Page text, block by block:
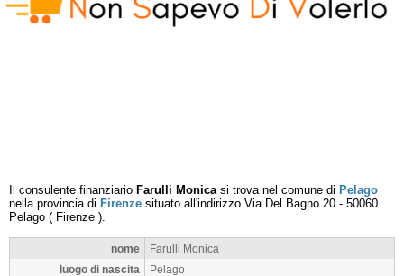
Il consulente finanziario Farulli Monicasi trova nel comune di Pelago
nella provincia di Firenze situato all'indirizzo Via Del Bagno 20 - 50060
Pelago ( Firenze ).
nome
Farulli Monica
luogo di nascita
Pelago